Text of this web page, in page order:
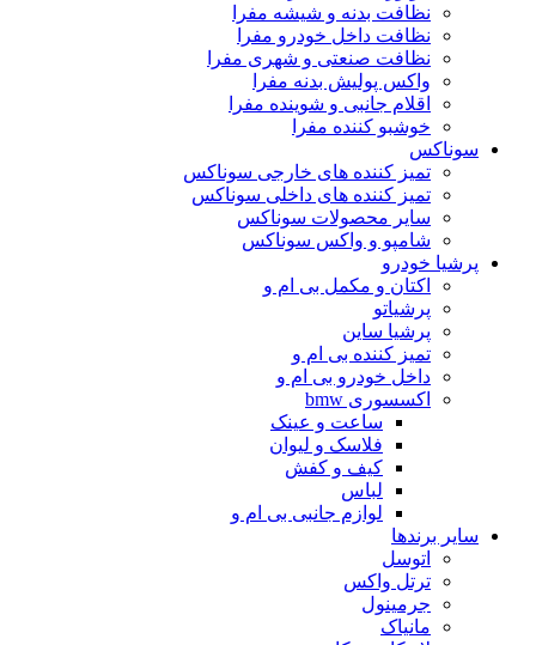
نظافت بدنه و شیشه مفرا
نظافت داخل خودرو مفرا
نظافت صنعتی و شهری مفرا
واکس پولیش بدنه مفرا
اقلام جانبی و شوینده مفرا
خوشبو کننده مفرا
سوناکس
تمیز کننده های خارجی سوناکس
تمیز کننده های داخلی سوناکس
سایر محصولات سوناکس
شامپو و واکس سوناکس
پرشیا خودرو
اکتان و مکمل بی ام و
پرشیاتو
پرشیا ساین
تمیز کننده بی ام و
داخل خودرو بی ام و
اکسسوری bmw
ساعت و عینک
فلاسک و لیوان
کیف و کفش
لباس
لوازم جانبی بی ام و
سایر برندها
اتوسل
ترتل واکس
جرمینول
مانیاک